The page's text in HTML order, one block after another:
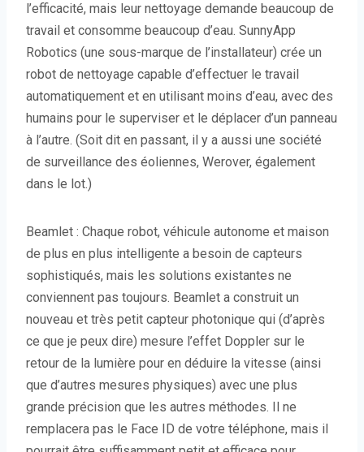
l’efficacité, mais leur nettoyage demande beaucoup de
travail et consomme beaucoup d’eau. SunnyApp
Robotics (une sous-marque de l’installateur) crée un
robot de nettoyage capable d’effectuer le travail
automatiquement et en utilisant moins d’eau, avec des
humains pour le superviser et le déplacer d’un panneau
à l’autre. (Soit dit en passant, il y a aussi une société
de surveillance des éoliennes, Werover, également
dans le lot.)
Beamlet : Chaque robot, véhicule autonome et maison
de plus en plus intelligente a besoin de capteurs
sophistiqués, mais les solutions existantes ne
conviennent pas toujours. Beamlet a construit un
nouveau et très petit capteur photonique qui (d’après
ce que je peux dire) mesure l’effet Doppler sur le
retour de la lumière pour en déduire la vitesse (ainsi
que d’autres mesures physiques) avec une plus
grande précision que les autres méthodes. Il ne
remplacera pas le Face ID de votre téléphone, mais il